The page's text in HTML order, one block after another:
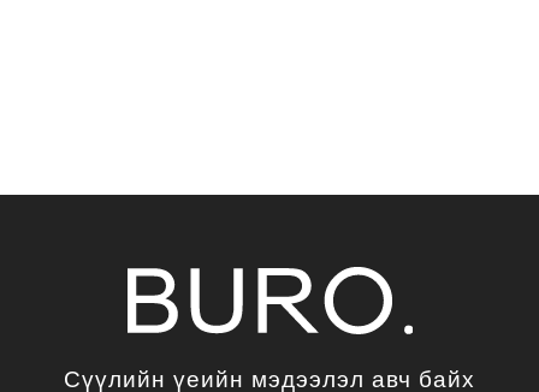
Сүүлийн үеийн мэдээлэл авч байх